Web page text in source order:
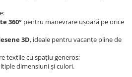
360° pentru manevrare ușoară pe orice
3D, ideale pentru vacanțe pline de
textile cu spațiu generos;
dimensiuni și culori.